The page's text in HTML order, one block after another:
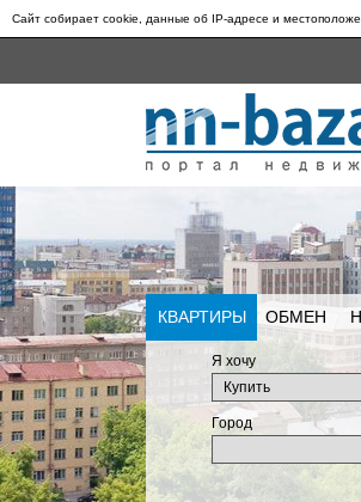
Сайт собирает cookie, данные об IP-адресе и
КВАРТИРЫ ОБМЕН
Я хочу
Город